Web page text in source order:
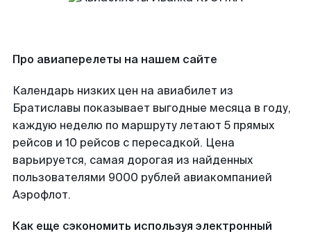
Про авиаперелеты на нашем сайте
Календарь низких цен на авиабилет из
Братиславы показывает выгодные месяца в году,
каждую неделю по маршруту летают 5 прямых
рейсов и 10 рейсов с пересадкой. Цена
варьируется, самая дорогая из найденных
пользователями 9000 рублей авиакомпанией
Аэрофлот.
Как еще сэкономить используя электронный